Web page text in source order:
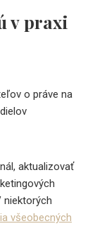
v praxi
o práve na
aktualizovať
niektorých
všeobecných